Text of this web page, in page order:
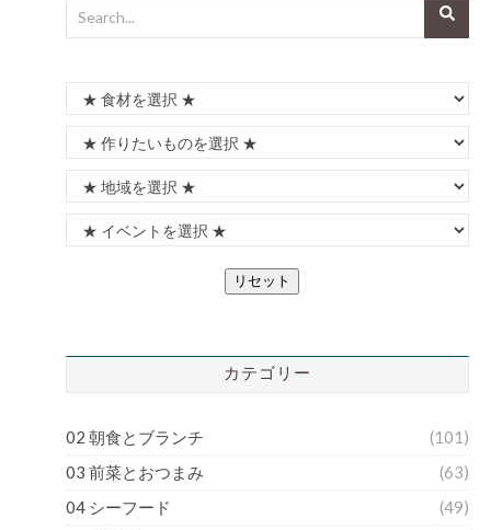
リセット
カテゴリー
02 朝食とブランチ
(101)
03 前菜とおつまみ
(63)
04 シーフード
(49)